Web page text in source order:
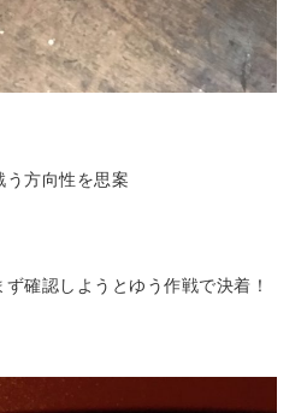
う方向性を思案
確認しようとゆう作戦で決着！